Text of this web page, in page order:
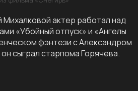
актер работал над
«Убойный отпуск» и «Ангелы
фэнтези сАлександром
он сыграл старпома Горячева.